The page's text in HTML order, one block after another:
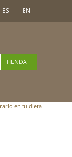
ES EN
TIENDA
en tu dieta